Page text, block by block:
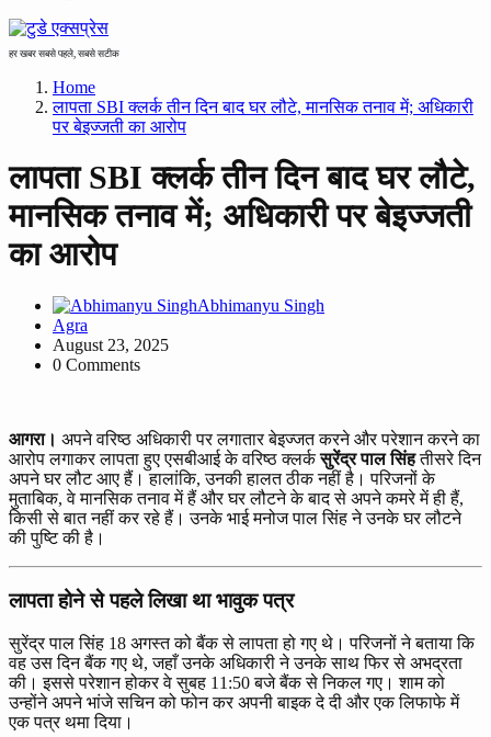
हर खबर सबसे पहले, सबसे सटीक
Home
लापता SBI क्लर्क तीन दिन बाद घर लौटे, मानसिक तनाव में; अधिकारी
पर बेइज्जती का आरोप
लापता SBI क्लर्क तीन दिन बाद घर लौटे,
मानसिक तनाव में; अधिकारी पर बेइज्जती
का आरोप
Abhimanyu Singh
Agra
August 23, 2025
0 Comments
आगरा। अपने वरिष्ठ अधिकारी पर लगातार बेइज्जत करने और परेशान करने का
आरोप लगाकर लापता हुए एसबीआई के वरिष्ठ क्लर्कसुरेंद्र पाल सिंहतीसरे दिन
अपने घर लौट आए हैं। हालांकि, उनकी हालत ठीक नहीं है। परिजनों के
मुताबिक, वे मानसिक तनाव में हैं और घर लौटने के बाद से अपने कमरे में ही हैं,
किसी से बात नहीं कर रहे हैं। उनके भाई मनोज पाल सिंह ने उनके घर लौटने
की पुष्टि की है।
लापता होने से पहले लिखा था भावुक पत्र
सुरेंद्र पाल सिंह 18 अगस्त को बैंक से लापता हो गए थे। परिजनों ने बताया कि
वह उस दिन बैंक गए थे, जहाँ उनके अधिकारी ने उनके साथ फिर से अभद्रता
की। इससे परेशान होकर वे सुबह 11:50 बजे बैंक से निकल गए। शाम को
उन्होंने अपने भांजे सचिन को फोन कर अपनी बाइक दे दी और एक लिफाफे में
एक पत्र थमा दिया।